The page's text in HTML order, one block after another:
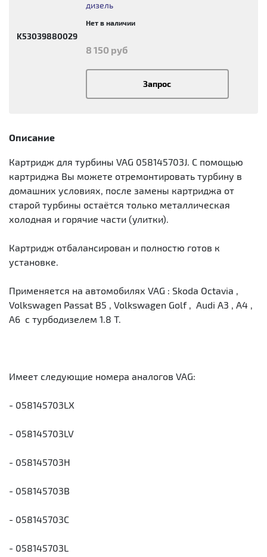
K53039880029
дизель
Нет в наличии
8 150 руб
Запрос
Описание
Картридж для турбины VAG 058145703J. С помощью
картриджа Вы можете отремонтировать турбину в
домашних условиях, после замены картриджа от
старой турбины остаётся только металлическая
холодная и горячие части (улитки).
Картридж отбалансирован и полностю готов к
установке.
Применяется на автомобилях VAG : Skoda Octavia ,
Volkswagen Passat B5 , Volkswagen Golf , Audi A3 , A4 ,
A6 с турбодизелем 1.8 T.
Имеет следующие номера аналогов VAG:
- 058145703LX
- 058145703LV
- 058145703H
- 058145703B
- 058145703C
- 058145703L